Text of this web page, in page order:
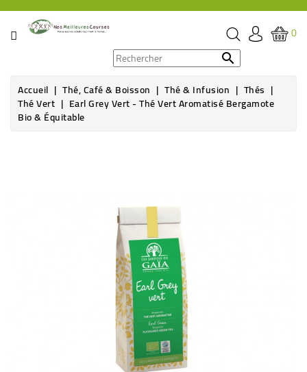
CATÉGORIE
ÉPICERIE
0

Accueil Thé, Café & Boisson Thé & Infusion Thés
Thé Vert Earl Grey Vert - Thé Vert Aromatisé Bergamote
Bio & Équitable